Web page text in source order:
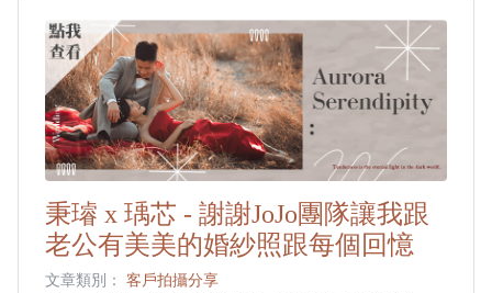
秉璿 x 瑀芯 - 謝謝JoJo團隊讓我跟
老公有美美的婚紗照跟每個回憶
文章類別： 客戶拍攝分享